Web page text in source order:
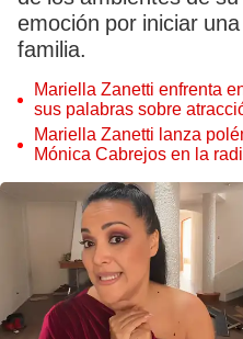
emoción por iniciar
familia.
Mariella Zanetti enfrenta
sus palabras sobre
Gabriela Herrera: "Lo
Mariella Zanetti lanza
Mónica Cabrejos en la